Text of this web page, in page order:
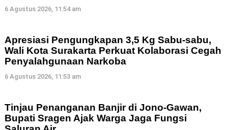
6 Agustus 2026, 11:54 am
Apresiasi Pengungkapan 3,5 Kg Sabu-sabu,
Wali Kota Surakarta Perkuat Kolaborasi Cegah
Penyalahgunaan Narkoba
6 Agustus 2026, 11:53 am
Tinjau Penanganan Banjir di Jono-Gawan,
Bupati Sragen Ajak Warga Jaga Fungsi